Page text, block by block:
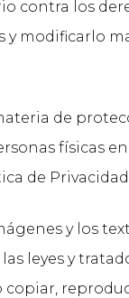
contra los
y modificarlo
de
físicas
de Privacidad
y los
leyes y